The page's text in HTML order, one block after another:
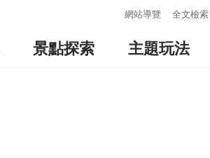
網站導覽 全文檢索
景點探索 主題玩法